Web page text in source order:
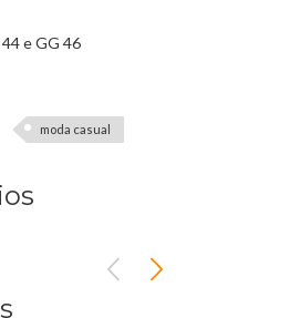
e GG 46
moda casual